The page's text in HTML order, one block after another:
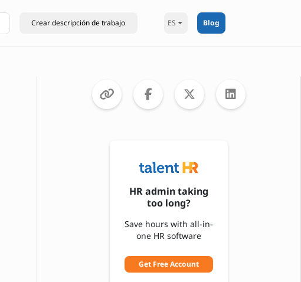
ES Blog
HR admin taking
too long?
Save hours with all-in-
one HR software
Get Free Account